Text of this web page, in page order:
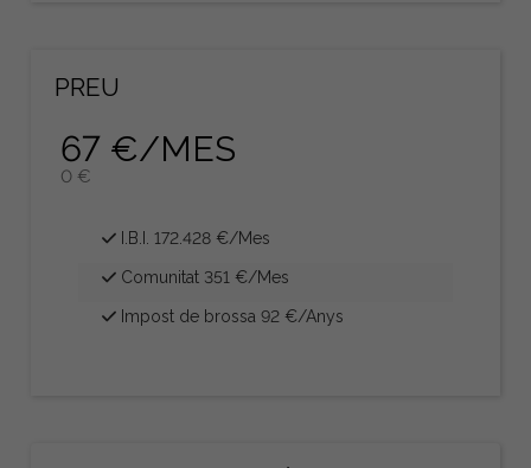
PREU
67 €/MES
0 €
I.B.I. 172.428 €/Mes
Comunitat 351 €/Mes
Impost de brossa 92 €/Anys